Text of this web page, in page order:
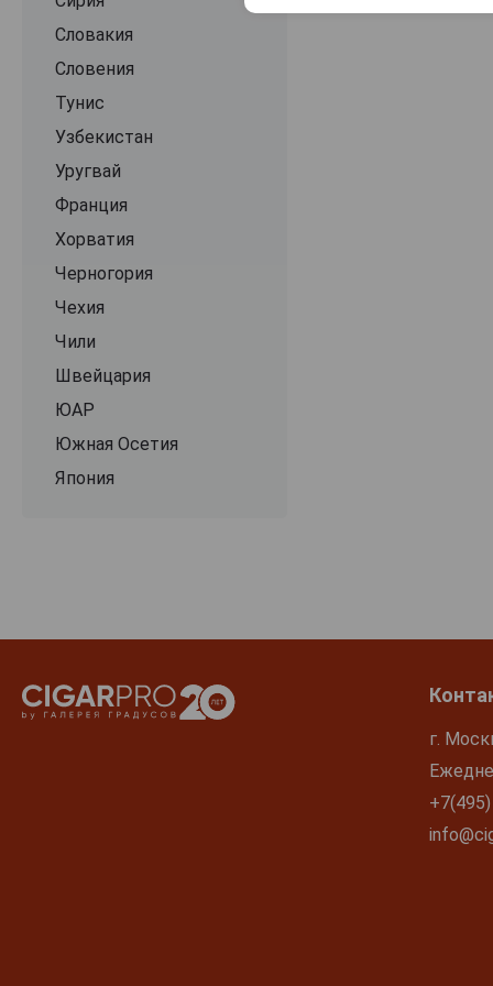
Ribbonwood
Russian Jack
Saint Clair
Savee Sea
Schubert
Seifried
Sileni Estates
Silver Moki
Spoke
Spy Valley
Stoney River
Taka
Te Mata
The Critic
Toro Toro
Totara
Словакия
Словения
Тунис
Узбекистан
Уругвай
Франция
Хорватия
Черногория
Чехия
Чили
Швейцария
ЮАР
Южная Осетия
Япония
г.